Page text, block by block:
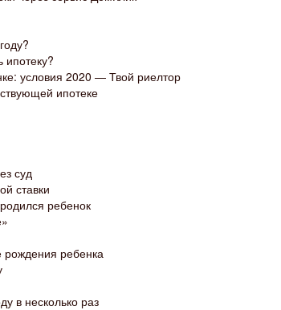
условия 2020 — Твой риелтор
ипотеке
суд
ставки
ребенок
рождения ребенка
в несколько раз